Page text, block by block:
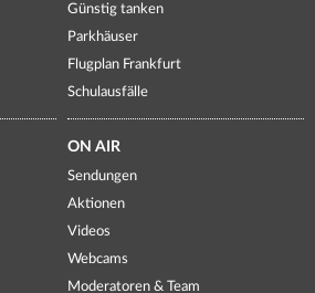
Günstig tanken
Parkhäuser
Flugplan Frankfurt
Schulausfälle
ON AIR
Sendungen
Aktionen
Videos
Webcams
Moderatoren & Team